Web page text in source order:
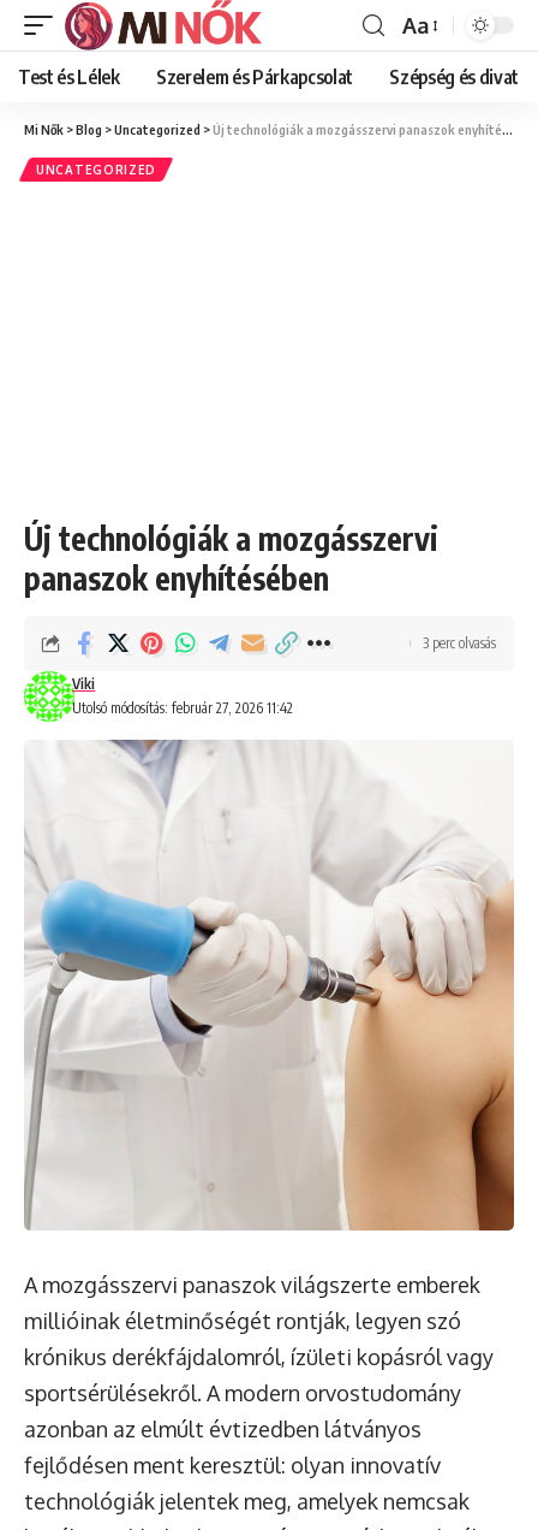
Font
Resizer
Aa
Test és Lélek Szerelem és Párkapcsolat Szépség és divat
Mi Nők >Blog >Uncategorized >Új technológiák a mozgásszervi panaszok enyhítésében
UNCATEGORIZED
Új technológiák a mozgásszervi
panaszok enyhítésében
Utolsó módosítás: február 27, 2026 11:42
Viki
3 perc olvasás
A mozgásszervi panaszok világszerte emberek
millióinak életminőségét rontják, legyen szó
krónikus derékfájdalomról, ízületi kopásról vagy
sportsérülésekről. A modern orvostudomány
azonban az elmúlt évtizedben látványos
fejlődésen ment keresztül: olyan innovatív
technológiák jelentek meg, amelyek nemcsak